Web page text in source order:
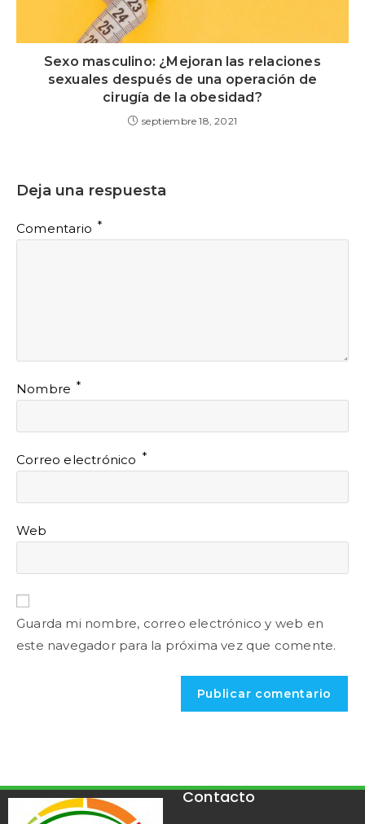
Sexo masculino: ¿Mejoran las relaciones
sexuales después de una operación de
cirugía de la obesidad?
septiembre 18, 2021
Deja una respuesta
Comentario *
Nombre *
Correo electrónico *
Web
Guarda mi nombre, correo electrónico y web en
este navegador para la próxima vez que comente.
Contacto